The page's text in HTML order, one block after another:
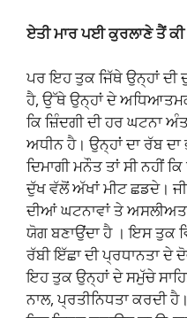
ਏਤੀ ਮਾਰ ਪਈ ਕੁਰਲਾਣੇ ਤੈਂ
ਪਰ ਇਹ ਤੁਕ ਜਿੱਥੇ ਉਨ੍ਹਾਂ ਦੀ
ਹੈ, ਉੱਥੇ ਉਨ੍ਹਾਂ ਦੇ
ਕਿ ਜ਼ਿੰਦਗੀ ਦੀ ਹਰ ਘਟਨਾ
ਅਧੀਨ ਹੈ। ਉਨ੍ਹਾਂ ਦਾ ਰੱਬ
ਦਿਮਾਗੀ ਮਨੌਤ ਤਾਂ ਸੀ ਨਹੀਂ
ਦੁੱਖ ਵੱਲੋਂ ਅੱਖਾਂ ਮੀਟ ਛਡਦੇ।
ਦੀਆਂ ਘਟਨਾਵਾਂ ਤੇ
ਯੋਗ ਬਣਾਉਂਦਾ ਹੈ । ਇਸ ਤੁਕ
ਰੱਬੀ ਇੱਛਾ ਦੀ ਪ੍ਰਧਾਨਤਾ ਦੇ
ਇਹ ਤੁਕ ਉਨ੍ਹਾਂ ਦੇ ਸਮੁੱਚੇ
ਨਾਲ, ਪ੍ਰਤੀਨਿਧਤਾ ਕਰਦੀ